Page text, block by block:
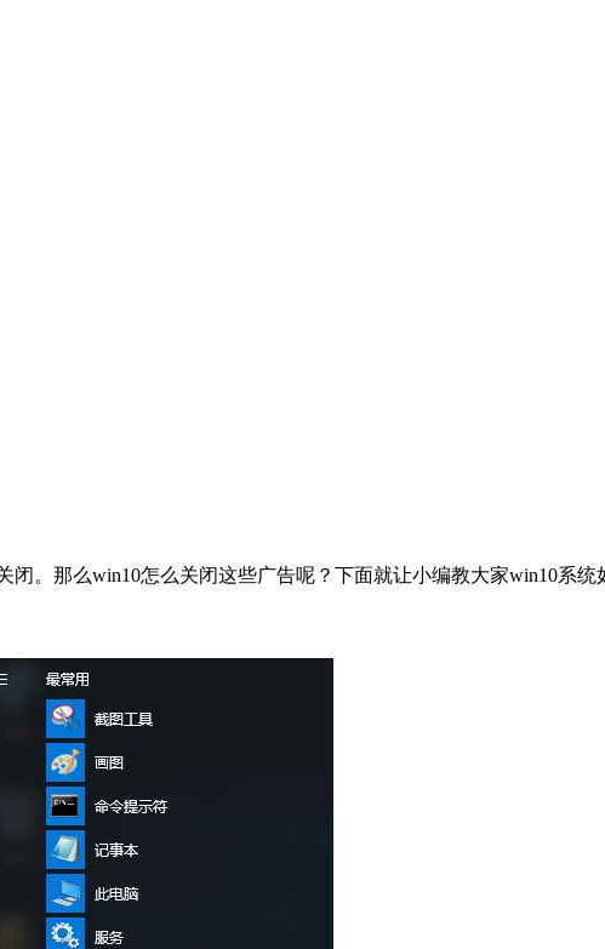
。那么win10怎么关闭这些广告呢？下面就让小编教大家win10系统